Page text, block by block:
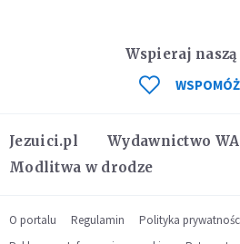
Jezuici.pl Wydawnictwo
Modlitwa w drodze
Wspieraj
O portalu Regulamin Polityka